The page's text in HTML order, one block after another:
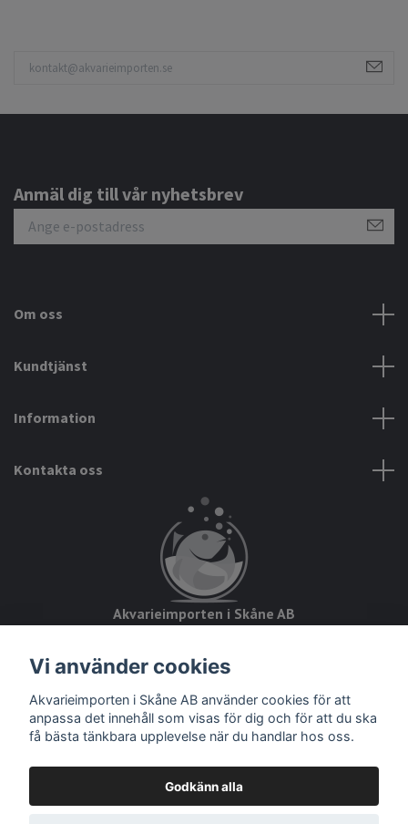
Anmäl dig till vår nyhetsbrev
Om oss
Kundtjänst
Information
Kontakta oss
Akvarieimporten i Skåne AB
28234 Tyringe
Org.nr: 559093-8832
Vi använder cookies
Akvarieimporten i Skåne AB använder cookies för att
anpassa det innehåll som visas för dig och för att du ska
få bästa tänkbara upplevelse när du handlar hos oss.
Godkänn alla